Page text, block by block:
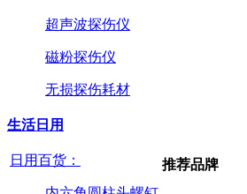
超声波探伤仪
磁粉探伤仪
无损探伤耗材
生活日用
日用百货： 推荐品牌